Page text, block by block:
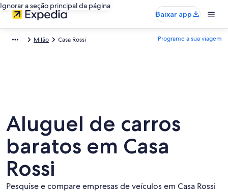
Ignorar a seção principal da página
Baixar app
Milão Casa Rossi Programe a sua viagem
Aluguel de carros
baratos em Casa
Rossi
Pesquise e compare empresas de veículos em Casa Rossi